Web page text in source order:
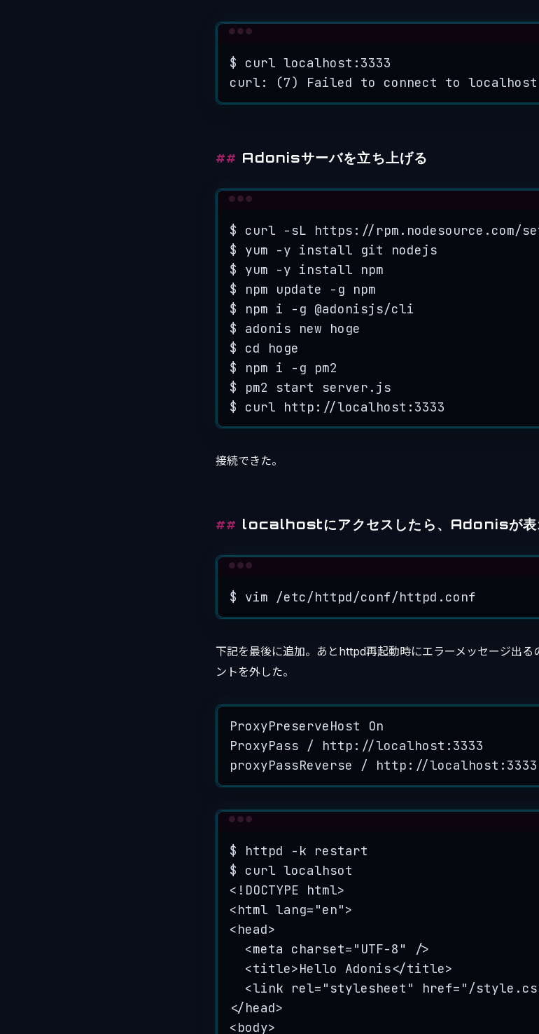
$ curl localhost:3333
curl:
(7) Failed to connect to localhost
Adonisサーバを立ち上げる
$ curl -sL https://rpm.nodesource.com/
$
yum -y install git
nodejs
$
yum -y install
npm
$
npm update -g
npm
$
npm i -g @adonisjs/cli
$
adonis new
hoge
$
cd
hoge
$
npm i -g
pm2
$
pm2 start
server.js
$
curl http://localhost:3333
接続できた。
localhostにアクセスしたら、Adonisが表
$ vim /etc/httpd/conf/httpd.conf
下記を最後に追加。あとhttpd再起動時にエラーメッセージ出
ントを外した。
ProxyPreserveHost On
ProxyPass / http://localhost:3333
proxyPassReverse / http://localhost:3333
$ httpd -k
restart
$
curl localhsot
<!DOCTYPE
html>
<html lang= "en">
<head>
<meta
charset= " UTF-8 "
/>
<title>Hello
Adonis</title>
<link
rel= " stylesheet " href= " /
</head>
<body>